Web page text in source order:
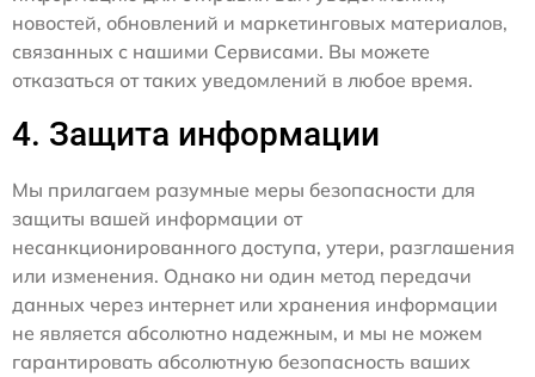
новостей, обновлений и маркетинговых материалов,
связанных с нашими Сервисами. Вы можете
отказаться от таких уведомлений в любое время.
4. Защита информации
Мы прилагаем разумные меры безопасности для
защиты вашей информации от
несанкционированного доступа, утери, разглашения
или изменения. Однако ни один метод передачи
данных через интернет или хранения информации
не является абсолютно надежным, и мы не можем
гарантировать абсолютную безопасность ваших